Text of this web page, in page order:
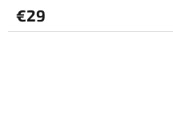
€29